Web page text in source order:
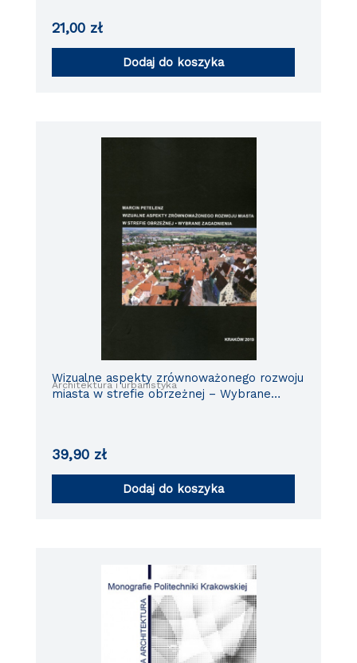
21,00 zł
Dodaj do koszyka
Architektura i urbanistyka
Wizualne aspekty zrównoważonego rozwoju
miasta w strefie obrzeżnej – Wybrane
39,90 zł
Dodaj do koszyka